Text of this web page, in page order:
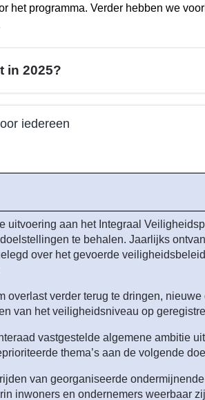
het programma. Verder hebben we
in 2025?
iedereen
uitvoering aan het Integraal
te behalen. Jaarlijks
over het gevoerde
overlast verder terug te dringen,
van het veiligheidsniveau op
vastgestelde algemene ambitie
thema’s aan de volgende
van georganiseerde
inwoners en ondernemers weerbaar